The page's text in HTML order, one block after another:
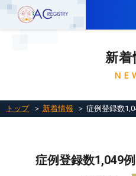
CTEPH AC
参加施
お問
新着
トップ ＞ 新着情報 ＞ 症例登録数
症例登録数1,049